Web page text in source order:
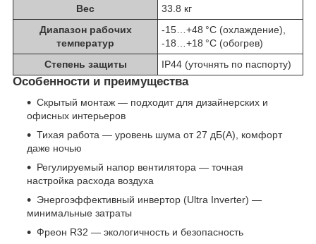
Вес
33.8 кг
Диапазон рабочих
температур
-15…+48 °C (охлаждение),
-18…+18 °C (обогрев)
Степень защиты
IP44 (уточнять по паспорту)
Особенности и преимущества
Скрытый монтаж — подходит для дизайнерских и
офисных интерьеров
Тихая работа — уровень шума от 27 дБ(A), комфорт
даже ночью
Регулируемый напор вентилятора — точная
настройка расхода воздуха
Энергоэффективный инвертор (Ultra Inverter) —
минимальные затраты
Фреон R32 — экологичность и безопасность